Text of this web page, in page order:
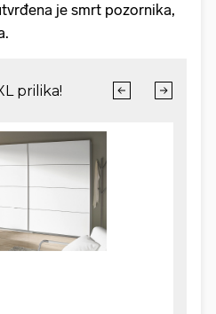
je smrt pozornika,